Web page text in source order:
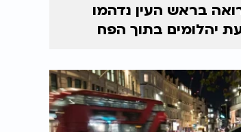
בראש העין נדהמו
יהלומים בתוך הפח